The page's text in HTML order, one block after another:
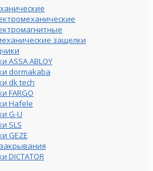
защелки
ASSA ABLOY
dormakaba
dk tech
FARGO
Hafele
G-U
SLS
GEZE
DICTATOR